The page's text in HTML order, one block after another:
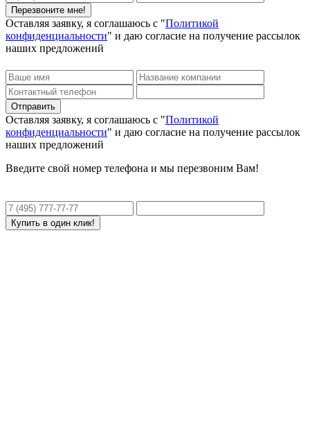
Оставляя заявку, я соглашаюсь с "Политикой
конфиденциальности" и даю согласие на получение рассылок
наших предложений
Оставляя заявку, я соглашаюсь с "Политикой
конфиденциальности" и даю согласие на получение рассылок
наших предложений
Введите свой номер телефона и мы перезвоним Вам!